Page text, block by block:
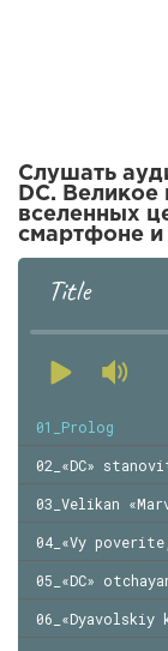
Слушать
DC. Великое
вселенных
смартфоне
Title
01_Prolog
02_«DC»
03_Velikan
04_«Vy
05_«DC»